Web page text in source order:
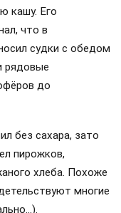
кашу. Его
что в
судки с обедом
рядовые
до
без сахара, зато
пирожков,
хлеба. Похоже
многие